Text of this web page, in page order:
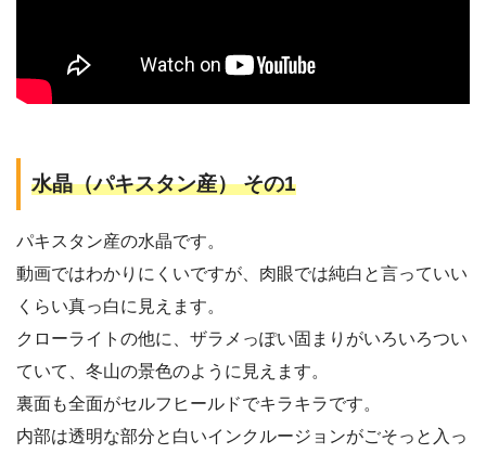
水晶（パキスタン産） その1
パキスタン産の水晶です。
動画ではわかりにくいですが、肉眼では純白と言っていい
くらい真っ白に見えます。
クローライトの他に、ザラメっぽい固まりがいろいろつい
ていて、冬山の景色のように見えます。
裏面も全面がセルフヒールドでキラキラです。
内部は透明な部分と白いインクルージョンがごそっと入っ